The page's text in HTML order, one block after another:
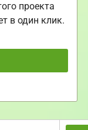
проекта
в один клик.